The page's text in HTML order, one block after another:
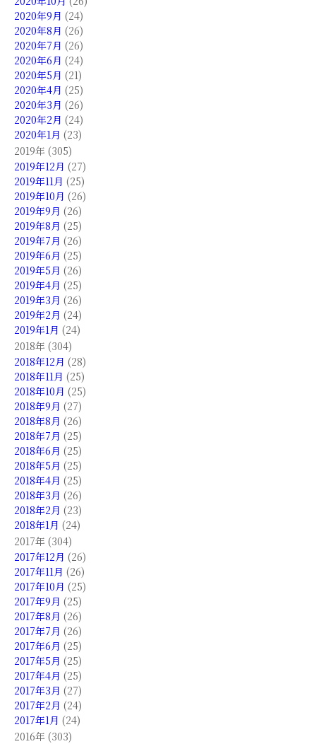
2020年9月 (24)
2020年8月 (26)
2020年7月 (26)
2020年6月 (24)
2020年5月 (21)
2020年4月 (25)
2020年3月 (26)
2020年2月 (24)
2020年1月 (23)
2019年 (305)
2019年12月 (27)
2019年11月 (25)
2019年10月 (26)
2019年9月 (26)
2019年8月 (25)
2019年7月 (26)
2019年6月 (25)
2019年5月 (26)
2019年4月 (25)
2019年3月 (26)
2019年2月 (24)
2019年1月 (24)
2018年 (304)
2018年12月 (28)
2018年11月 (25)
2018年10月 (25)
2018年9月 (27)
2018年8月 (26)
2018年7月 (25)
2018年6月 (25)
2018年5月 (25)
2018年4月 (25)
2018年3月 (26)
2018年2月 (23)
2018年1月 (24)
2017年 (304)
2017年12月 (26)
2017年11月 (26)
2017年10月 (25)
2017年9月 (25)
2017年8月 (26)
2017年7月 (26)
2017年6月 (25)
2017年5月 (25)
2017年4月 (25)
2017年3月 (27)
2017年2月 (24)
2017年1月 (24)
2016年 (303)